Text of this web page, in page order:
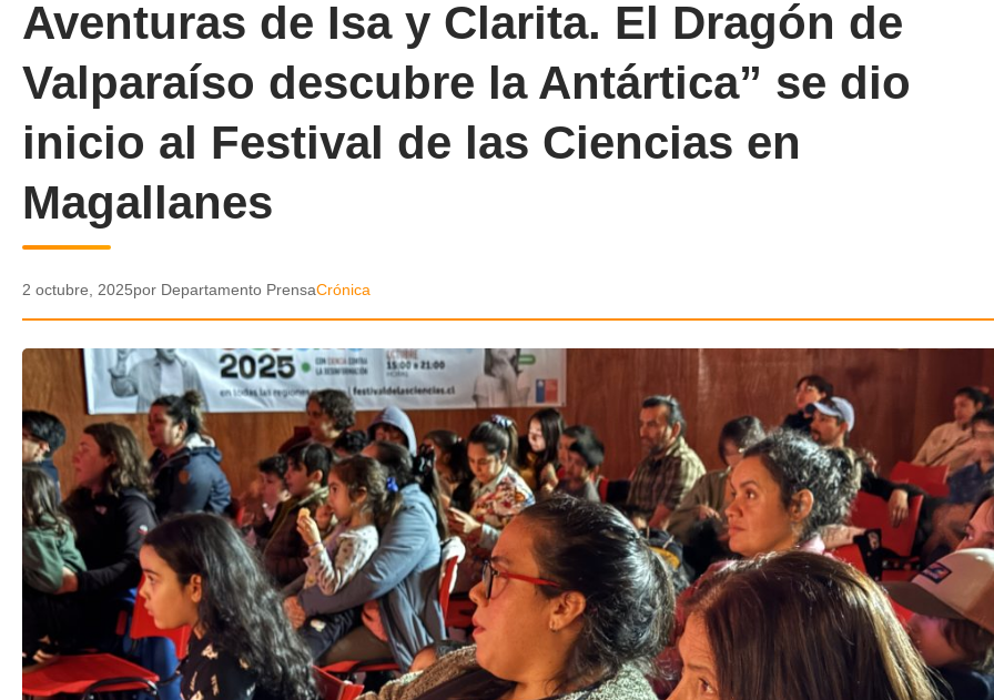
Aventuras de Isa y Clarita. El Dragón de
Valparaíso descubre la Antártica” se dio
inicio al Festival de las Ciencias en
Magallanes
2 octubre, 2025por Departamento PrensaCrónica